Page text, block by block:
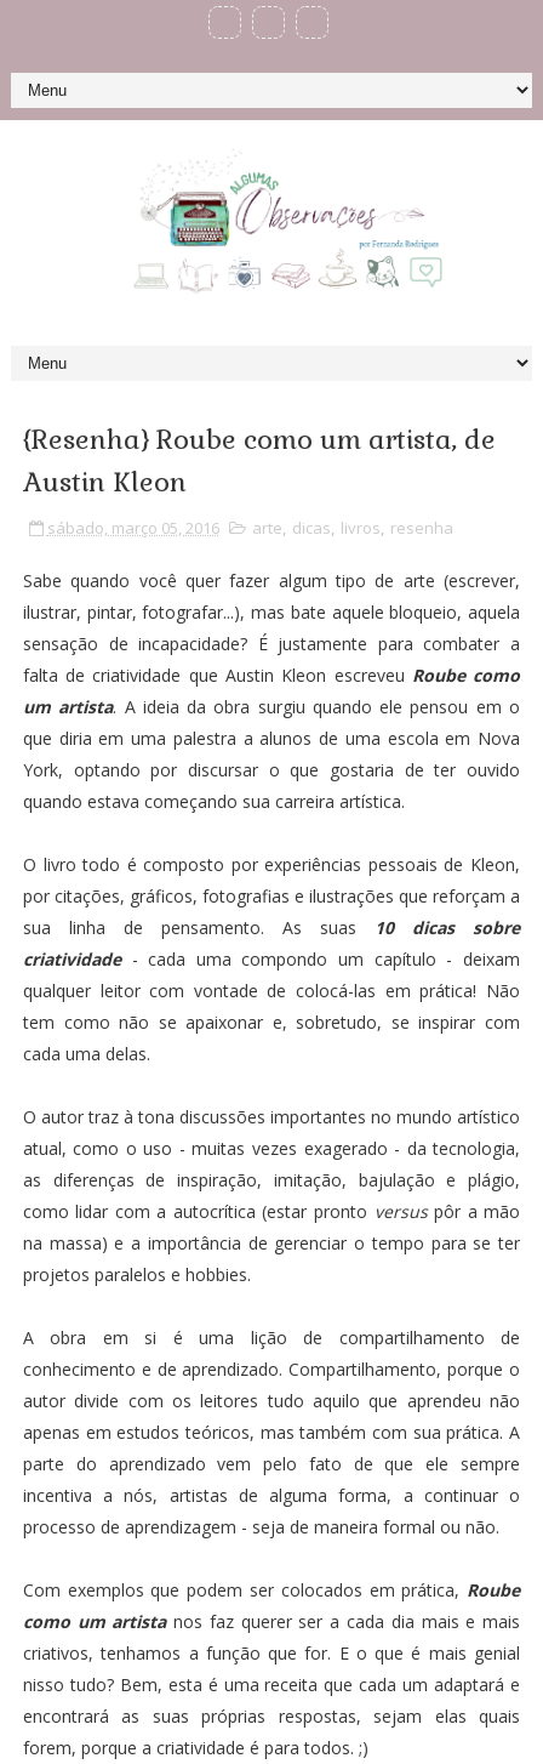
{Resenha} Roube como um artista, de
Austin Kleon
sábado, março 05, 2016 arte, dicas, livros, resenha
Sabe quando você quer fazer algum tipo de arte (escrever,
ilustrar, pintar, fotografar...), mas bate aquele bloqueio, aquela
sensação de incapacidade? É justamente para combater a
falta de criatividade que Austin Kleon escreveu Roube como
um artista. A ideia da obra surgiu quando ele pensou em o
que diria em uma palestra a alunos de uma escola em Nova
York, optando por discursar o que gostaria de ter ouvido
quando estava começando sua carreira artística.
O livro todo é composto por experiências pessoais de Kleon,
por citações, gráficos, fotografias e ilustrações que reforçam a
sua linha de pensamento. As suas
10 dicas sobre
criatividade- cada uma compondo um capítulo - deixam
qualquer leitor com vontade de colocá-las em prática! Não
tem como não se apaixonar e, sobretudo, se inspirar com
cada uma delas.
O autor traz à tona discussões importantes no mundo artístico
atual, como o uso - muitas vezes exagerado - da tecnologia,
as diferenças de inspiração, imitação, bajulação e plágio,
como lidar com a autocrítica (estar pronto versuspôr a mão
na massa) e a importância de gerenciar o tempo para se ter
projetos paralelos e hobbies.
A obra em si é uma lição de compartilhamento de
conhecimento e de aprendizado. Compartilhamento, porque o
autor divide com os leitores tudo aquilo que aprendeu não
apenas em estudos teóricos, mas também com sua prática. A
parte do aprendizado vem pelo fato de que ele sempre
incentiva a nós, artistas de alguma forma, a continuar o
processo de aprendizagem - seja de maneira formal ou não.
Com exemplos que podem ser colocados em prática, Roube
como um artistanos faz querer ser a cada dia mais e mais
criativos, tenhamos a função que for. E o que é mais genial
nisso tudo? Bem, esta é uma receita que cada um adaptará e
encontrará as suas próprias respostas, sejam elas quais
forem, porque a criatividade é para todos. ;)